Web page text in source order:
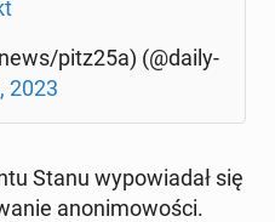
pitz25a) (@da­ily­
2023
Stanu wy­po­wia­dał się
ano­ni­mo­wo­ści.